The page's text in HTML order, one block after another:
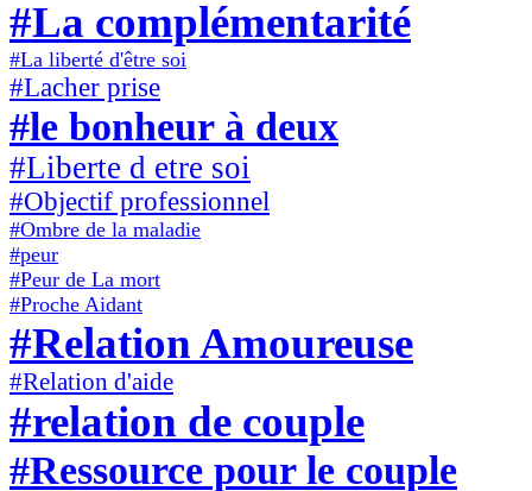
#La complémentarité
#La liberté d'être soi
#Lacher prise
#le bonheur à deux
#Liberte d etre soi
#Objectif professionnel
#Ombre de la maladie
#peur
#Peur de La mort
#Proche Aidant
#Relation Amoureuse
#Relation d'aide
#relation de couple
#Ressource pour le couple